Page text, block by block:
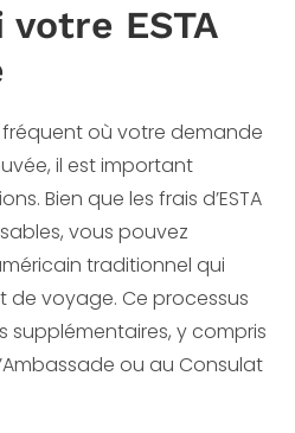
ESTA
fréquent où votre demande
il est important
Bien que les frais d’ESTA
vous pouvez
traditionnel qui
voyage. Ce processus
supplémentaires, y compris
ou au Consulat